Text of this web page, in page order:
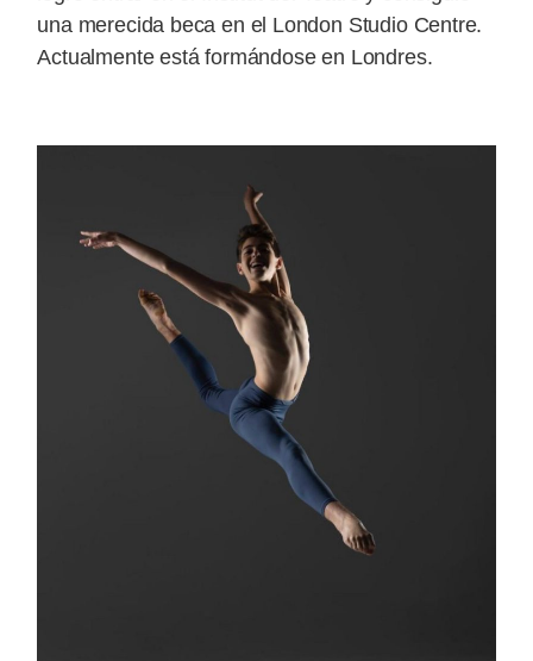
una merecida beca en el London Studio Centre.
Actualmente está formándose en Londres.